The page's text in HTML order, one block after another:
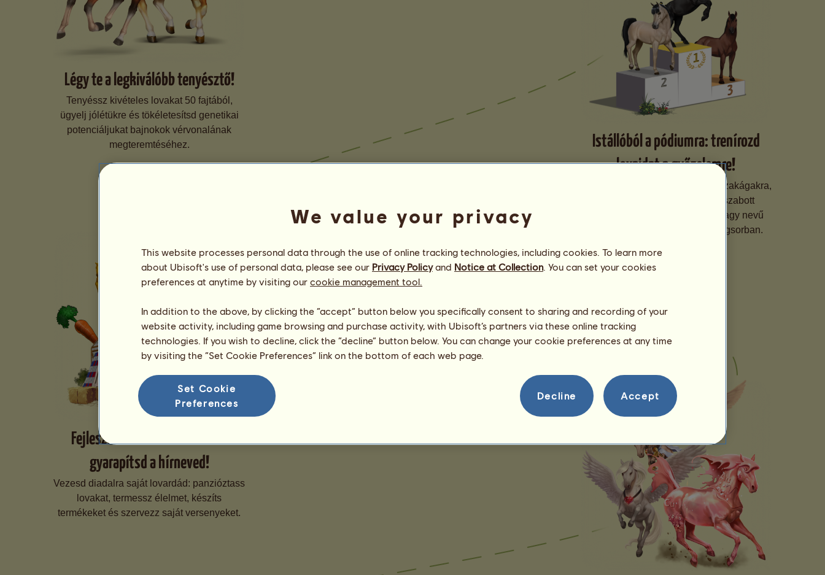
Légy te a legkiválóbb tenyésztő!
Tenyéssz kivételes lovakat 50 fajtából,
ügyelj jólétükre és tökéletesítsd genetikai
potenciáljukat bajnokok vérvonalának
megteremtéséhez.
Istállóból a pódiumra: trenírozd
lovaidat a győzelemre!
Szakosodj lovaiddal különböző szakágakra,
fejleszd képességeiket testreszabott
tréninggel, és nevezd be őket nagy nevű
versenyekre a feljutáshoz a rangsorban.
Fejleszd tovább lovardádat és
gyarapítsd a hírneved!
Vezesd diadalra saját lovardád: panzióztass
lovakat, termessz élelmet, készíts
termékeket és szervezz saját versenyeket.
We value your privacy
This website processes personal data through the use of online tracking technologies, including cookies. To learn more
about Ubisoft's use of personal data, please see our Privacy Policyand Notice at Collection. You can set your cookies
preferences at anytime by visiting our cookie management tool.
In addition to the above, by clicking the “accept” button below you specifically consent to sharing and recording of your
website activity, including game browsing and purchase activity, with Ubisoft’s partners via these online tracking
technologies. If you wish to decline, click the “decline” button below. You can change your cookie preferences at any time
by visiting the “Set Cookie Preferences” link on the bottom of each web page.
Set Cookie
Preferences
Decline Accept